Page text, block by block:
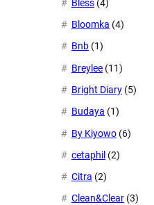
Bless (4)
Bloomka (4)
Bnb (1)
Breylee (11)
Bright Diary (5)
Budaya (1)
By Kiyowo (6)
cetaphil (2)
Citra (2)
Clean&Clear (3)